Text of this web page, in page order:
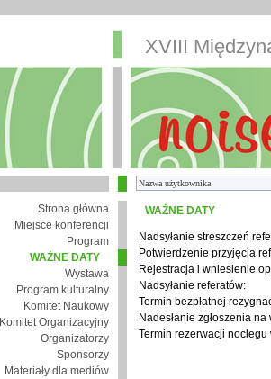
XVIII
Strona główna
Miejsce konferencji
Program
WAŻNE DATY
Wystawa
Program kulturalny
Komitet Naukowy
Komitet Organizacyjny
Organizatorzy
Sponsorzy
Materiały dla mediów
WAŻNE DATY
Nadsyłanie streszczeń
Potwierdzenie przyjęcia
Rejestracja i wniesienie
Nadsyłanie referatów:
Termin bezpłatnej
Nadesłanie zgłoszenia na
Termin rezerwacji